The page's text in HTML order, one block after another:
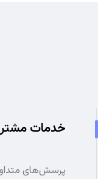
خدمات
پرسش‌های